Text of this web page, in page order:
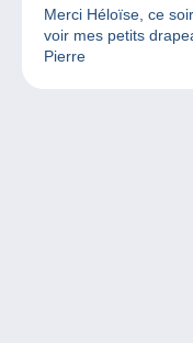
Merci Héloïse, ce
voir mes petits
Pierre